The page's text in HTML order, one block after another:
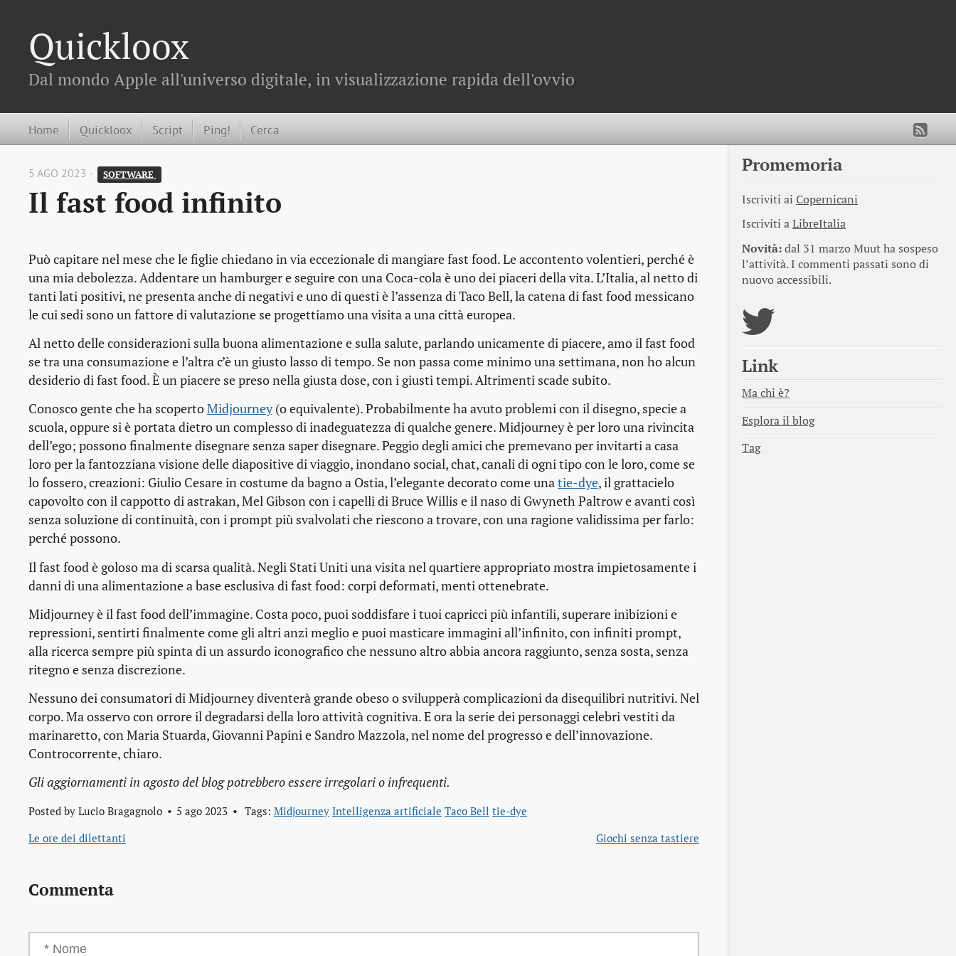
Quickloox
Dal mondo Apple all'universo digitale, in visualizzazione rapida dell'ovvio
Home Quickloox Script Ping! Cerca
5 AGO 2023 - SOFTWARE
Il fast food infinito
Può capitare nel mese che le figlie chiedano in via eccezionale di mangiare fast food. Le accontento volentieri, perché è
una mia debolezza. Addentare un hamburger e seguire con una Coca-cola è uno dei piaceri della vita. L’Italia, al netto di
tanti lati positivi, ne presenta anche di negativi e uno di questi è l’assenza di Taco Bell, la catena di fast food messicano
le cui sedi sono un fattore di valutazione se progettiamo una visita a una città europea.
Al netto delle considerazioni sulla buona alimentazione e sulla salute, parlando unicamente di piacere, amo il fast food
se tra una consumazione e l’altra c’è un giusto lasso di tempo. Se non passa come minimo una settimana, non ho alcun
desiderio di fast food. È un piacere se preso nella giusta dose, con i giusti tempi. Altrimenti scade subito.
Conosco gente che ha scopertoMidjourney(o equivalente). Probabilmente ha avuto problemi con il disegno, specie a
scuola, oppure si è portata dietro un complesso di inadeguatezza di qualche genere. Midjourney è per loro una rivincita
dell’ego; possono finalmente disegnare senza saper disegnare. Peggio degli amici che premevano per invitarti a casa
loro per la fantozziana visione delle diapositive di viaggio, inondano social, chat, canali di ogni tipo con le loro, come se
lo fossero, creazioni: Giulio Cesare in costume da bagno a Ostia, l’elegante decorato come unatie-dye, il grattacielo
capovolto con il cappotto di astrakan, Mel Gibson con i capelli di Bruce Willis e il naso di Gwyneth Paltrow e avanti così
senza soluzione di continuità, con i prompt più svalvolati che riescono a trovare, con una ragione validissima per farlo:
perché possono.
Il fast food è goloso ma di scarsa qualità. Negli Stati Uniti una visita nel quartiere appropriato mostra impietosamente i
danni di una alimentazione a base esclusiva di fast food: corpi deformati, menti ottenebrate.
Midjourney è il fast food dell’immagine. Costa poco, puoi soddisfare i tuoi capricci più infantili, superare inibizioni e
repressioni, sentirti finalmente come gli altri anzi meglio e puoi masticare immagini all’infinito, con infiniti prompt,
alla ricerca sempre più spinta di un assurdo iconografico che nessuno altro abbia ancora raggiunto, senza sosta, senza
ritegno e senza discrezione.
Nessuno dei consumatori di Midjourney diventerà grande obeso o svilupperà complicazioni da disequilibri nutritivi. Nel
corpo. Ma osservo con orrore il degradarsi della loro attività cognitiva. E ora la serie dei personaggi celebri vestiti da
marinaretto, con Maria Stuarda, Giovanni Papini e Sandro Mazzola, nel nome del progresso e dell’innovazione.
Controcorrente, chiaro.
Gli aggiornamenti in agosto del blog potrebbero essere irregolari o infrequenti.
Posted by Lucio Bragagnolo 5 ago 2023 Tags: Midjourney Intelligenza artificiale Taco Bell tie-dye
Le ore dei dilettanti
Giochi senza tastiere
Commenta
Promemoria
Iscriviti ai Copernicani
Iscriviti aLibreItalia
Novità:dal 31 marzo Muut ha sospeso
l’attività. I commenti passati sono di
nuovo accessibili.
Link
Ma chi è?
Esplora il blog
Tag